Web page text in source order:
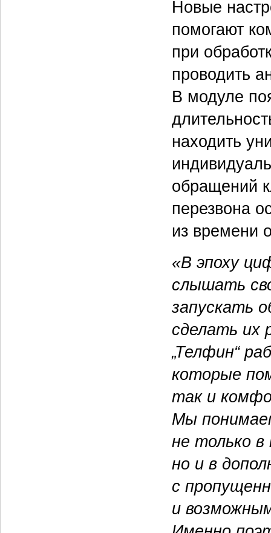
Новые
помогают
при
проводить
В модуле
находить
обращений
перезвона
из времени
«В эпоху
слышать
запускать
сделать их
„Телфин“
которые
так и
Мы
не только в
но и в
с
и